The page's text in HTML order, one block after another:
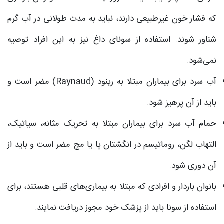
که فشار خون غیرطبیعی دارند، نباید به مدت طولانی در آب گرم
شناور شوند. استفاده از سونای داغ نیز به این افراد توصیه
نمی‌شود.
آب سرد برای بیماران مبتلا به رینود (Raynaud) مضر است و
باید از آن پرهیز شود.
حمام‌ آب سرد برای بیماران مبتلا به تحریک مثانه، سیاتیک،
التهاب لگن، روماتیسم در انگشتان پا یا مچ مضر است و باید از
آن دوری شود.
بانوان باردار و افرادی که مبتلا به بیماری‌های قلبی هستند، برای
استفاده از سونا باید از پزشک خود مجوز دریافت نمایند.